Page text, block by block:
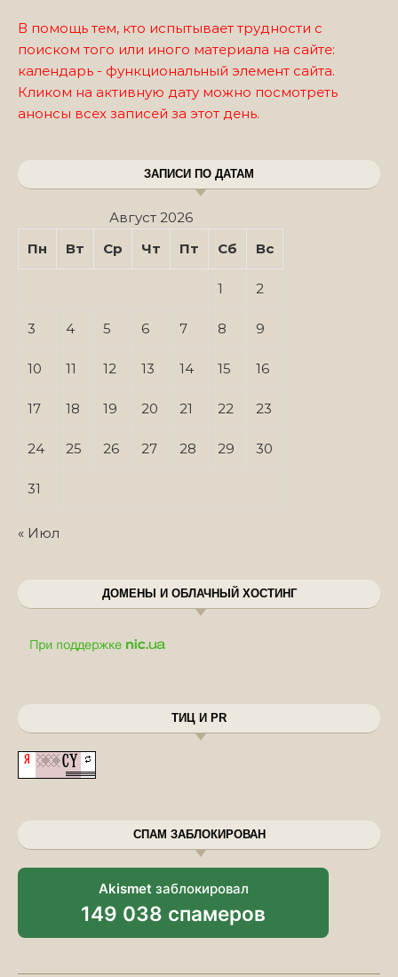
В помощь тем, кто испытывает трудности с
поиском того или иного материала на сайте:
календарь - функциональный элемент сайта.
Кликом на активную дату можно посмотреть
анонсы всех записей за этот день.
ЗАПИСИ ПО ДАТАМ
Август 2026
Пн
Вт Ср Чт Пт Сб Вс
1 2
3 4 5 6 7 8 9
10 11 12 13 14 15 16
17 18 19 20 21 22 23
24 25 26 27 28 29 30
31
« Июл
ДОМЕНЫ И ОБЛАЧНЫЙ ХОСТИНГ
ТИЦ И PR
СПАМ ЗАБЛОКИРОВАН
Akismet заблокировал
149 038 спамеров